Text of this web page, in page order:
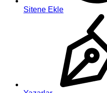
Sitene Ekle